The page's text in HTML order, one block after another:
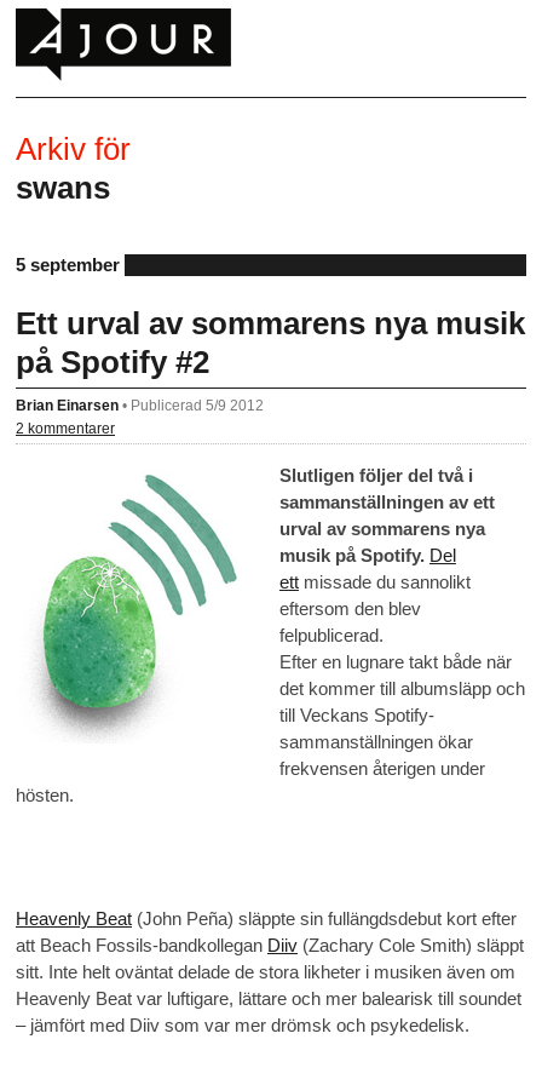
Arkiv för
swans
5 september
Ett urval av sommarens nya musik
på Spotify #2
Brian Einarsen • Publicerad 5/9 2012
2 kommentarer
Slutligen följer del två i
sammanställningen av ett
urval av sommarens nya
musik på Spotify. Del
ettmissade du sannolikt
eftersom den blev
felpublicerad.
Efter en lugnare takt både när
det kommer till albumsläpp och
till Veckans Spotify-
sammanställningen ökar
frekvensen återigen under
hösten.
Heavenly Beat (John Peña) släppte sin fullängdsdebut kort efter
att Beach Fossils-bandkollegan Diiv (Zachary Cole Smith) släppt
sitt. Inte helt oväntat delade de stora likheter i musiken även om
Heavenly Beat var luftigare, lättare och mer balearisk till soundet
– jämfört med Diiv som var mer drömsk och psykedelisk.